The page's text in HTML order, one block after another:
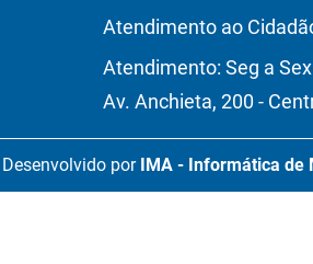
Atendimento ao
Atendimento: Seg a
Av. Anchieta, 200 -
Desenvolvido por IMA - Informática